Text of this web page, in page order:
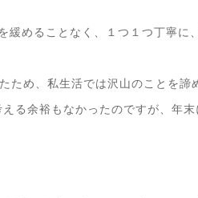
めることなく、１つ１つ丁寧に
ため、私生活では沢山のことを諦
る余裕もなかったのですが、年